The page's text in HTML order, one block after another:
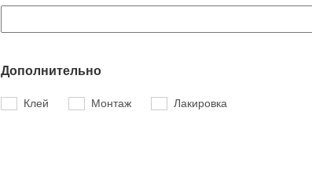
Дополнительно
Клей Монтаж Лакировка